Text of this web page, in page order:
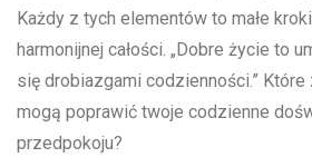
Każdy⁢ z tych ⁤elementów ⁢to małe
harmonijnej całości. „Dobre⁢ życie to
się drobiazgami codzienności.”
mogą poprawić twoje⁣ codzienne
przedpokoju?